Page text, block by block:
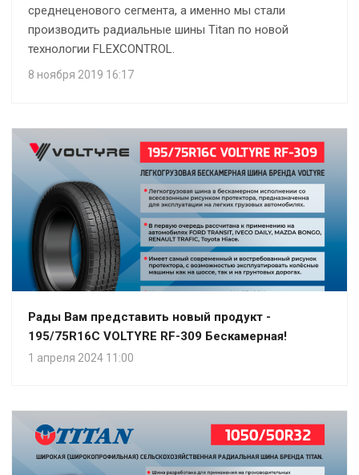
среднеценового сегмента, а именно мы стали
производить радиальные шины Titan по новой
технологии FLEXCONTROL.
8 ноября 2019 16:17
Рады Вам представить новый продукт -
195/75R16C VOLTYRE RF-309 Бескамерная!
1 апреля 2024 11:00